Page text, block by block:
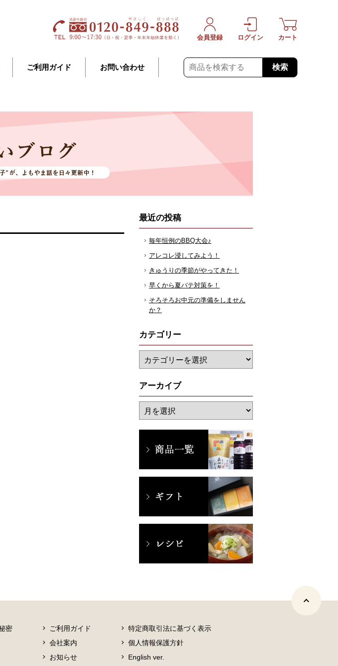
ご利用ガイド お問い合わせ 検索
会員登録 ログイン カート
最近の投稿
毎年恒例のBBQ大会♪
アレコレ浸してみよう！
きゅうりの季節がやってきた！
早くから夏バテ対策を！
そろそろお中元の準備をしません
か？
カテゴリー
アーカイブ
密
ご利用ガイド
会社案内
お知らせ
特定商取引法に基づく表示
個人情報保護方針
English ver.